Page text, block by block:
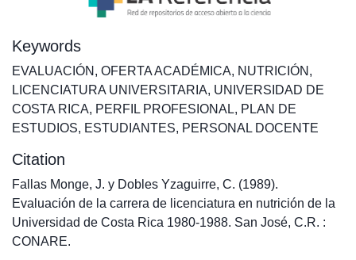
Keywords
EVALUACIÓN , OFERTA ACADÉMICA, NUTRICIÓN ,
LICENCIATURA UNIVERSITARIA, UNIVERSIDAD DE
COSTA RICA, PERFIL PROFESIONAL, PLAN DE
ESTUDIOS, ESTUDIANTES, PERSONAL DOCENTE
Citation
Fallas Monge, J. y Dobles Yzaguirre, C. (1989).
Evaluación de la carrera de licenciatura en nutrición de la
Universidad de Costa Rica 1980-1988. San José, C.R. :
CONARE.